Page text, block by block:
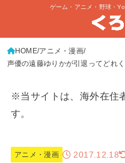
ゲーム・アニメ・野球・
HOME アニメ・漫画
声優の遠藤ゆりかが引退ってどれ
※当サイトは、海外在住
す。
アニメ・漫画 2017.12.18